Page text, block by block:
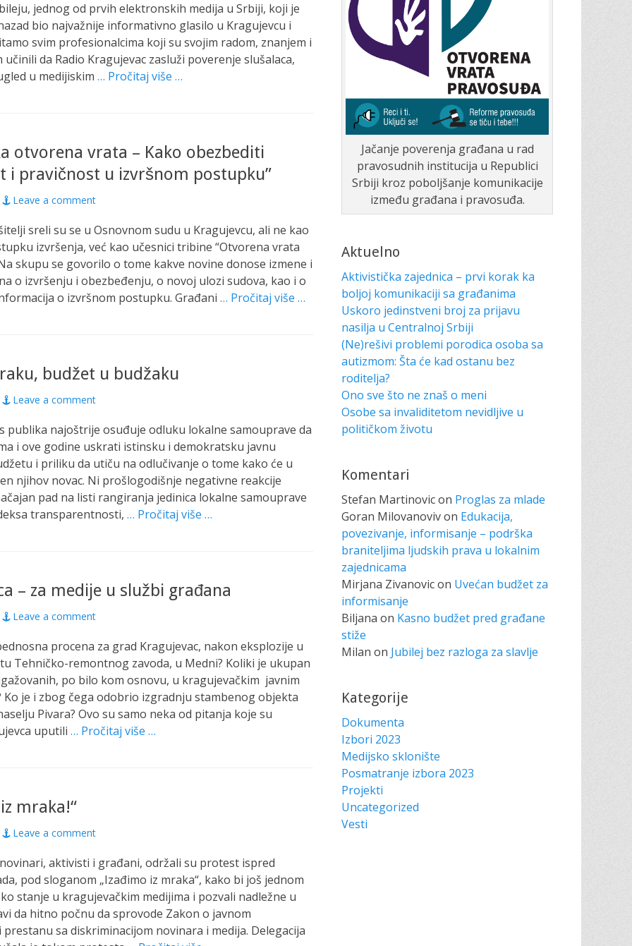
jednog od prvih elektronskih medija u Srbiji, koji je
bio najvažnije informativno glasilo u Kragujevcu i
svim profesionalcima koji su svojim radom, znanjem i
da Radio Kragujevac zasluži poverenje slušalaca,
u medijiskim … Pročitaj više …
otvorena vrata – Kako obezbediti
i pravičnost u izvršnom postupku”
Leave a comment
sreli su se u Osnovnom sudu u Kragujevcu, ali ne kao
izvršenja, već kao učesnici tribine “Otvorena vrata
skupu se govorilo o tome kakve novine donose izmene i
o izvršenju i obezbeđenju, o novoj ulozi sudova, kao i o
o izvršnom postupku. Građani … Pročitaj više …
budžet u budžaku
Leave a comment
publika najoštrije osuđuje odluku lokalne samouprave da
i ove godine uskrati istinsku i demokratsku javnu
i priliku da utiču na odlučivanje o tome kako će u
njihov novac. Ni prošlogodišnje negativne reakcije
pad na listi rangiranja jedinica lokalne samouprave
transparentnosti, … Pročitaj više …
– za medije u službi građana
Leave a comment
procena za grad Kragujevac, nakon eksplozije u
Tehničko-remontnog zavoda, u Medni? Koliki je ukupan
po bilo kom osnovu, u kragujevačkim javnim
Ko je i zbog čega odobrio izgradnju stambenog objekta
Pivara? Ovo su samo neka od pitanja koje su
uputili … Pročitaj više …
mraka!“
Leave a comment
aktivisti i građani, održali su protest ispred
pod sloganom „Izađimo iz mraka“, kako bi još jednom
stanje u kragujevačkim medijima i pozvali nadležne u
da hitno počnu da sprovode Zakon o javnom
sa diskriminacijom novinara i medija. Delegacija
Jačanje poverenja građana u rad
pravosudnih institucija u Republici
Srbiji kroz poboljšanje komunikacije
između građana i pravosuđa.
Aktuelno
Aktivistička zajednica – prvi korak ka
boljoj komunikaciji sa građanima
Uskoro jedinstveni broj za prijavu
nasilja u Centralnoj Srbiji
(Ne)rešivi problemi porodica osoba sa
autizmom: Šta će kad ostanu bez
roditelja?
Ono sve što ne znaš o meni
Osobe sa invaliditetom nevidljive u
političkom životu
Komentari
Stefan Martinovicon Proglas za mlade
Goran Milovanovivon Edukacija,
povezivanje, informisanje – podrška
braniteljima ljudskih prava u lokalnim
zajednicama
Mirjana Zivanovicon Uvećan budžet za
informisanje
Biljana on Kasno budžet pred građane
stiže
Milan on Jubilej bez razloga za slavlje
Kategorije
Dokumenta
Izbori 2023
Medijsko sklonište
Posmatranje izbora 2023
Projekti
Uncategorized
Vesti